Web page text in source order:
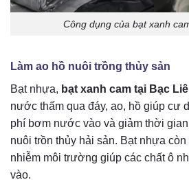
Công dụng của bạt xanh
Làm ao hồ nuôi trồng thủy sản
Bạt nhựa, bạt xanh cam tại Bạc
nước thấm qua đáy, ao, hồ giúp cư
phí bơm nước vào và giảm thời
nuôi trồn thủy hải sản. Bạt nhựa
nhiễm môi trường giúp các chất ô
vào.